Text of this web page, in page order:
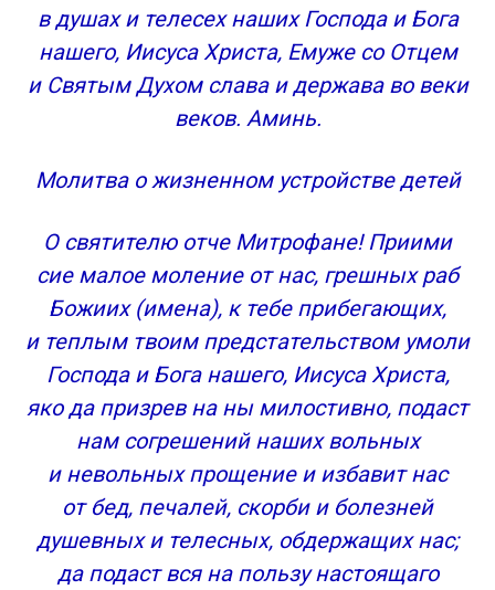
в душах и телесех наших Господа и Бога
нашего, Иисуса Христа, Емуже со Отцем
и Святым Духом слава и держава во веки
веков. Аминь.
Молитва о жизненном устройстве детей
О святителю отче Митрофане! Приими
сие малое моление от нас, грешных раб
Божиих (имена), к тебе прибегающих,
и теплым твоим предстательством умоли
Господа и Бога нашего, Иисуса Христа,
яко да призрев на ны милостивно, подаст
нам согрешений наших вольных
и невольных прощение и избавит нас
от бед, печалей, скорби и болезней
душевных и телесных, обдержащих нас;
да подаст вся на пользу настоящаго